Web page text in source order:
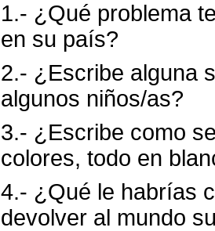
1.- ¿Qué problema
en su país?
2.- ¿Escribe alguna
algunos niños/as?
3.- ¿Escribe como
colores, todo en
4.- ¿Qué le habrías
devolver al mundo